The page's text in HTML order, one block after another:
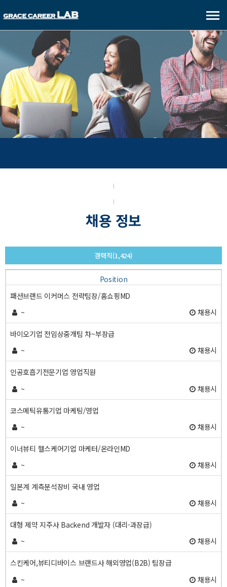
메
보
기
FOR CANDIDATES
채용 정보
경력직(1,424)
Position
패션브랜드 이커머스 전략팀장/홈쇼핑MD
~
채용시
바이오기업 전임상중개팀 차~부장급
~
채용시
인공호흡기전문기업 영업직원
~
채용시
코스메틱유통기업 마케팅/영업
~
채용시
이너뷰티 헬스케어기업 마케터/온라인MD
~
채용시
일본계 계측분석장비 국내 영업
~
채용시
대형 제약 지주사 Backend 개발자 (대리-과장급)
~
채용시
스킨케어,뷰티디바이스 브랜드사 해외영업(B2B) 팀장급
~
채용시